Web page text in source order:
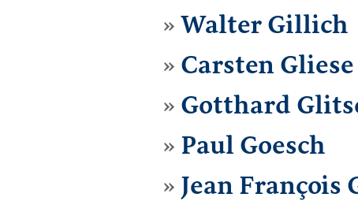
Walter Gillich
Carsten Gliese
Gotthard
Paul Goesch
Jean François